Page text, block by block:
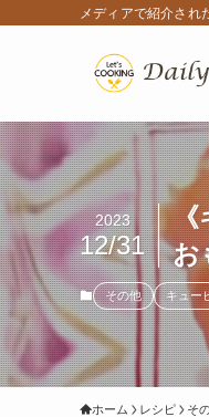
メディアで紹介され
《
お
2023
12/31
その他 キュー
ホーム レシピ そ